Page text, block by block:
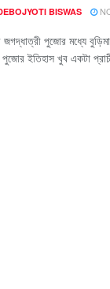
BISWAS
জগদ্ধাত্রী পুজোর মধ্যে
পুজোর ইতিহাস খুব একটা